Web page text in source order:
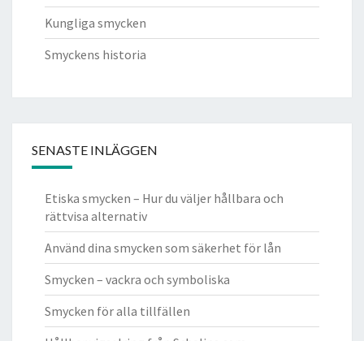
Kungliga smycken
Smyckens historia
SENASTE INLÄGGEN
Etiska smycken – Hur du väljer hållbara och
rättvisa alternativ
Använd dina smycken som säkerhet för lån
Smycken – vackra och symboliska
Smycken för alla tillfällen